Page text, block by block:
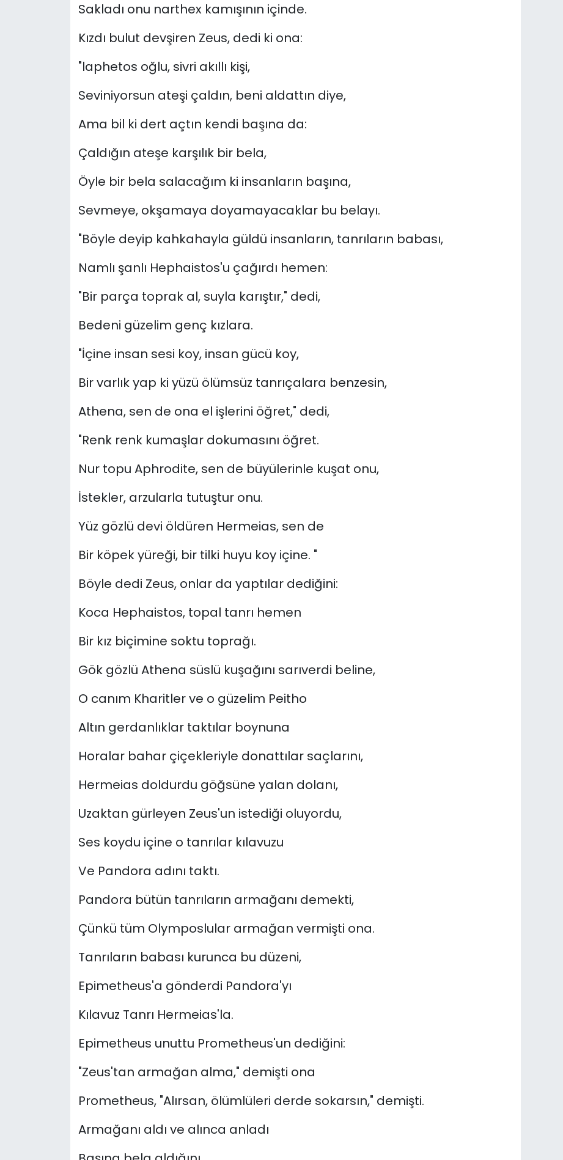
Sakladı onu narthex kamışının içinde.
Kızdı bulut devşiren Zeus, dedi ki ona:
"laphetos oğlu, sivri akıllı kişi,
Seviniyorsun ateşi çaldın, beni aldattın diye,
Ama bil ki dert açtın kendi başına da:
Çaldığın ateşe karşılık bir bela,
Öyle bir bela salacağım ki insanların başına,
Sevmeye, okşamaya doyamayacaklar bu belayı.
"Böyle deyip kahkahayla güldü insanların, tanrıların babası,
Namlı şanlı Hephaistos'u çağırdı hemen:
"Bir parça toprak al, suyla karıştır," dedi,
Bedeni güzelim genç kızlara.
"İçine insan sesi koy, insan gücü koy,
Bir varlık yap ki yüzü ölümsüz tanrıçalara benzesin,
Athena, sen de ona el işlerini öğret," dedi,
"Renk renk kumaşlar dokumasını öğret.
Nur topu Aphrodite, sen de büyülerinle kuşat onu,
İstekler, arzularla tutuştur onu.
Yüz gözlü devi öldüren Hermeias, sen de
Bir köpek yüreği, bir tilki huyu koy içine. "
Böyle dedi Zeus, onlar da yaptılar dediğini:
Koca Hephaistos, topal tanrı hemen
Bir kız biçimine soktu toprağı.
Gök gözlü Athena süslü kuşağını sarıverdi beline,
O canım Kharitler ve o güzelim Peitho
Altın gerdanlıklar taktılar boynuna
Horalar bahar çiçekleriyle donattılar saçlarını,
Hermeias doldurdu göğsüne yalan dolanı,
Uzaktan gürleyen Zeus'un istediği oluyordu,
Ses koydu içine o tanrılar kılavuzu
Ve Pandora adını taktı.
Pandora bütün tanrıların armağanı demekti,
Çünkü tüm Olymposlular armağan vermişti ona.
Tanrıların babası kurunca bu düzeni,
Epimetheus'a gönderdi Pandora'yı
Kılavuz Tanrı Hermeias'la.
Epimetheus unuttu Prometheus'un dediğini:
"Zeus'tan armağan alma," demişti ona
Prometheus, "Alırsan, ölümlüleri derde sokarsın," demişti.
Armağanı aldı ve alınca anladı